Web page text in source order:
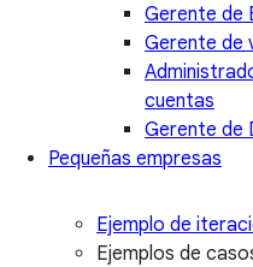
Gerente de
Gerente de
cuentas
Gerente de
Pequeñas empresas
Ejemplo de
Ejemplos de